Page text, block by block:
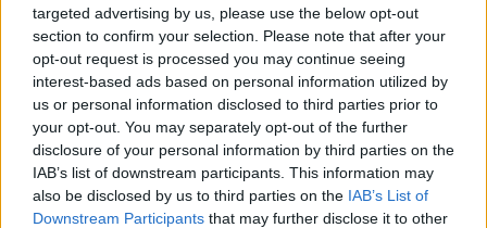
targeted advertising by us, please use the below opt-out
section to confirm your selection. Please note that after your
opt-out request is processed you may continue seeing
interest-based ads based on personal information utilized by
us or personal information disclosed to third parties prior to
your opt-out. You may separately opt-out of the further
disclosure of your personal information by third parties on the
IAB’s list of downstream participants. This information may
also be disclosed by us to third parties on the IAB’s List of
Downstream Participants that may further disclose it to other